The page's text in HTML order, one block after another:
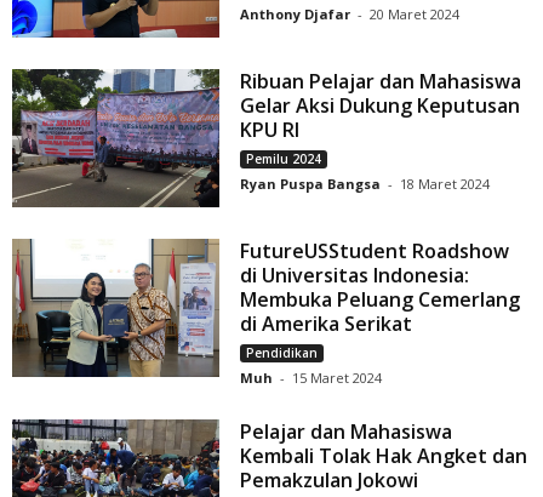
Anthony Djafar - 20 Maret 2024
Ribuan Pelajar dan Mahasiswa
Gelar Aksi Dukung Keputusan
KPU RI
Pemilu 2024
Ryan Puspa Bangsa - 18 Maret 2024
FutureUSStudent Roadshow
di Universitas Indonesia:
Membuka Peluang Cemerlang
di Amerika Serikat
Pendidikan
Muh - 15 Maret 2024
Pelajar dan Mahasiswa
Kembali Tolak Hak Angket dan
Pemakzulan Jokowi